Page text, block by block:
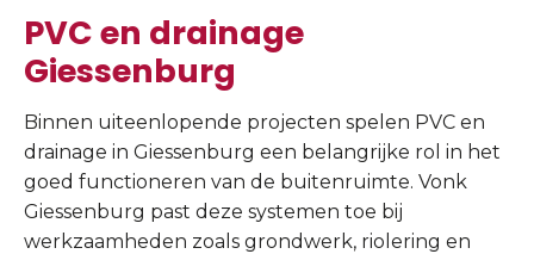
PVC en drainage
Giessenburg
Binnen uiteenlopende projecten spelen PVC en
drainage in Giessenburg een belangrijke rol in het
goed functioneren van de buitenruimte. Vonk
Giessenburg past deze systemen toe bij
werkzaamheden zoals grondwerk, riolering en